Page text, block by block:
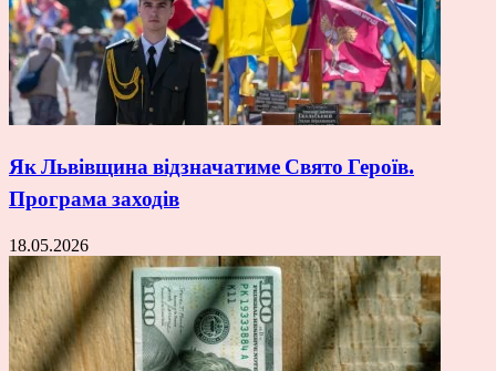
Як Львівщина відзначатиме Свято Героїв.
Програма заходів
18.05.2026